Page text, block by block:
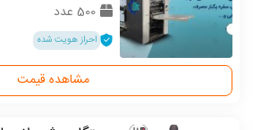
500 عدد
احراز هویت شده
مشاهده قیمت